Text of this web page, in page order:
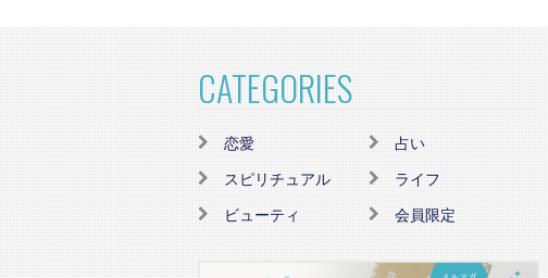
CATEGORIES
恋愛 占い
スピリチュアル ライフ
ビューティ 会員限定